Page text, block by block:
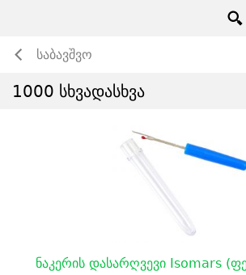
საბავშვო
1000 სხვადასხვა
ნაკერის დასარღვევი Isomars